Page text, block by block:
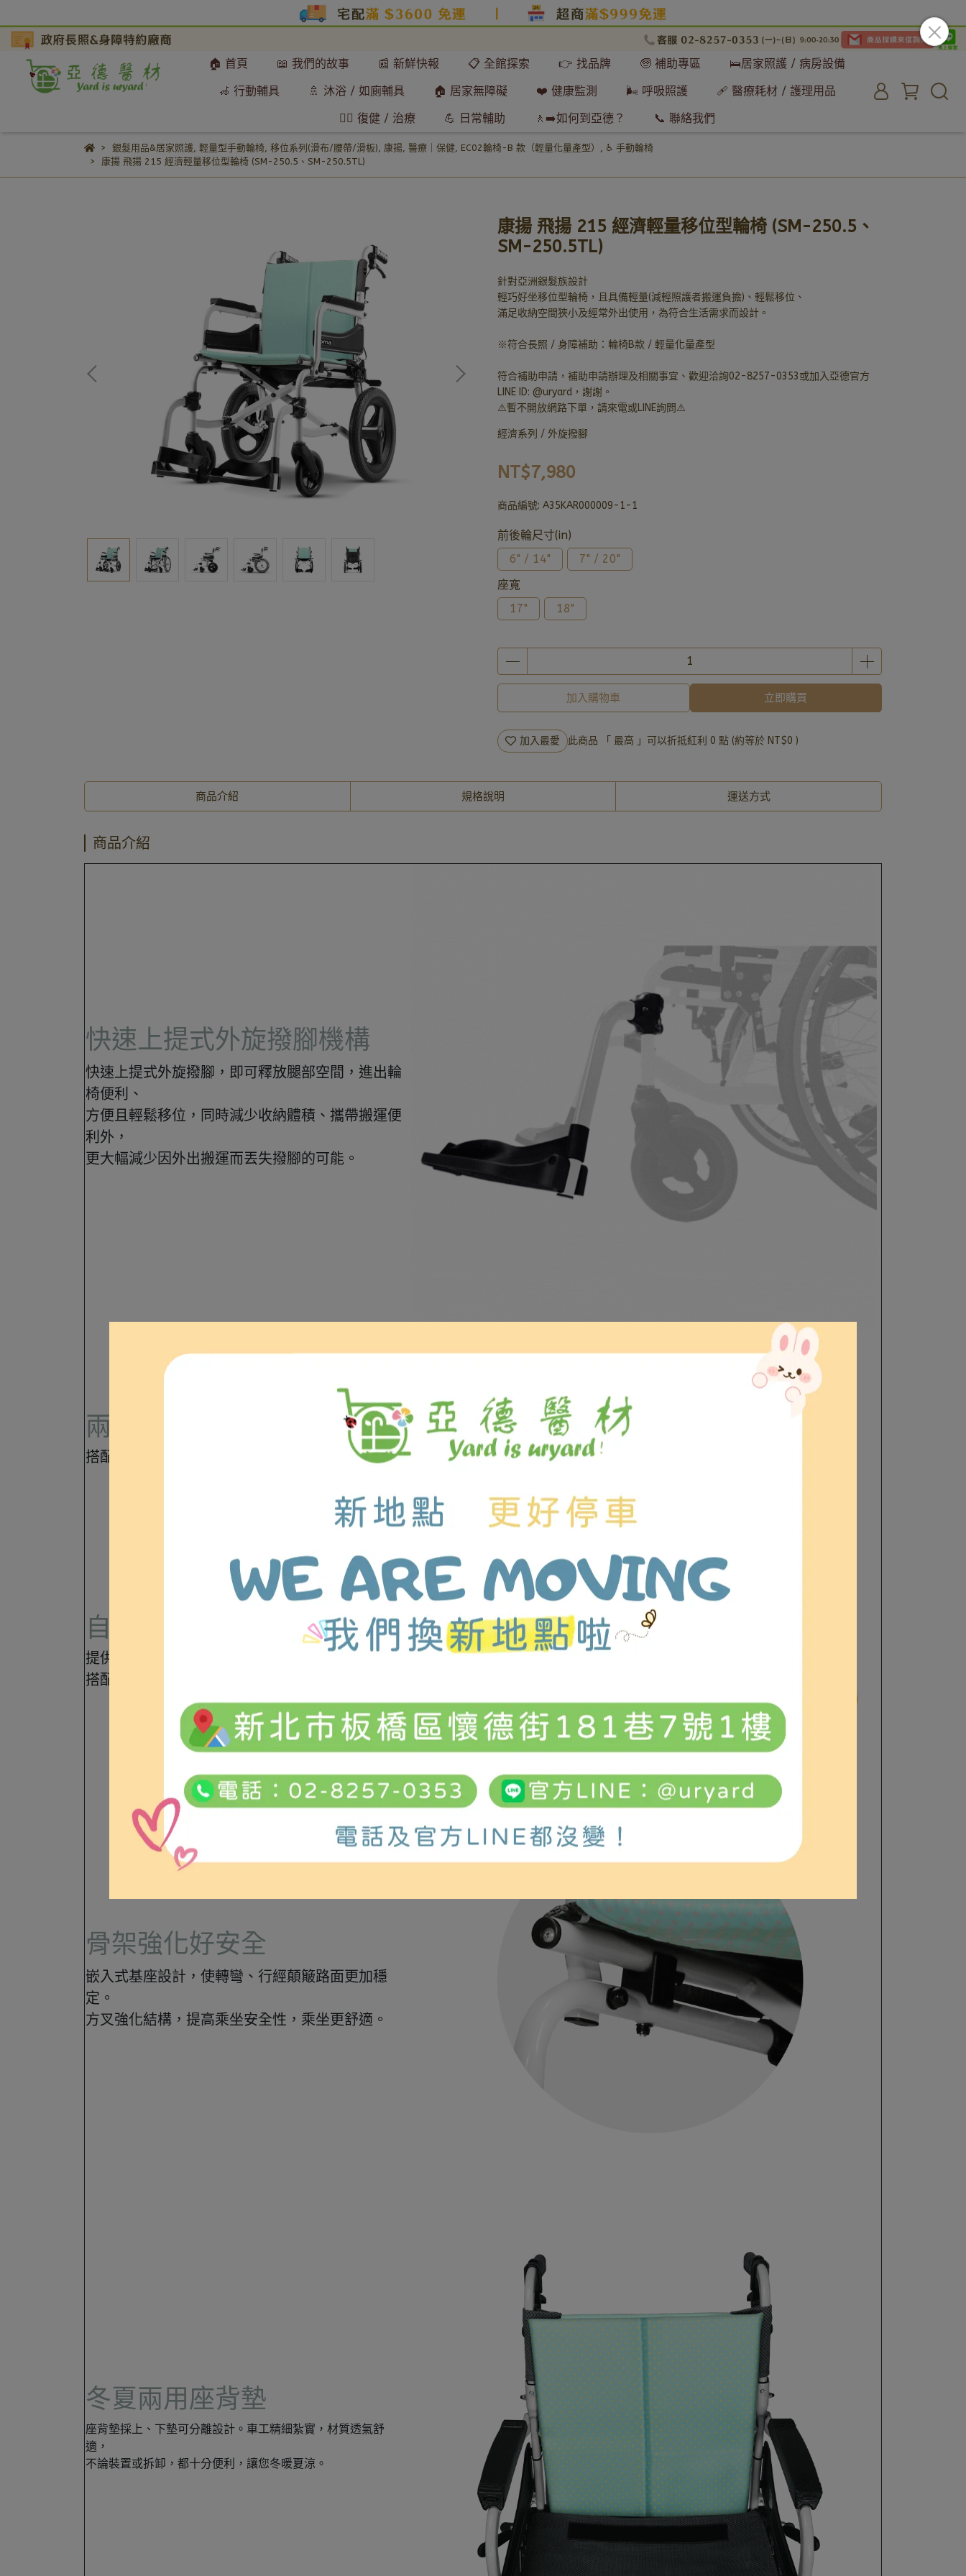
🏠 首頁 📖 我們的故事 📰 新鮮快報 📋 全館探索 👉 找品牌 🧓 補助專區
🛌居家照護 / 病房設備
🦽 行動輔具
🚿 沐浴 / 如廁輔具 🏠 居家無障礙 ❤️ 健康監測 🌬 呼吸照護
🩹 醫療耗材 / 護理用品
🧘‍♂️ 復健 / 治療
💪 日常輔助 🚶‍➡️如何到亞德？ 📞 聯絡我們
銀髮用品&居家照護, 輕量型手動輪椅, 移位系列(滑布/腰帶/滑板) 康揚, 醫療｜保健, EC02輪椅-B 款（輕量化量產型）
♿ 手動輪椅
康揚 飛揚 215 經濟輕量移位型輪椅 (SM-250.5、SM-250.5TL)
康揚 飛揚 215 經濟輕量移位型輪椅 (SM-250.5、
SM-250.5TL)
針對亞洲銀髮族設計
輕巧好坐移位型輪椅，且具備輕量(減輕照護者搬運負擔)、輕鬆移位、
滿足收納空間狹小及經常外出使用，為符合生活需求而設計。
※符合長照 / 身障補助：輪椅B款 / 輕量化量產型
符合補助申請，補助申請辦理及相關事宜、歡迎洽詢02-8257-0353或加入亞德官方
LINE ID: @uryard，謝謝。
⚠️暫不開放網路下單，請來電或LINE詢問⚠️
經濟系列 / 外旋撥腳
NT$7,980
商品編號: A35KAR000009-1-1
前後輪尺寸(in)
6" / 14"
7" / 20"
座寬
17"
18"
加入購物車 立即購買
加入最愛 此商品 「 最高 」可以折抵紅利 0 點 (約等於 NT$0 )
商品介紹 規格說明 運送方式
商品介紹
快速上提式外旋撥腳機構
快速上提式外旋撥腳，即可釋放腿部空間，進出輪
椅便利、
方便且輕鬆移位，同時減少收納體積、攜帶搬運便
利外，
更大幅減少因外出搬運而丟失撥腳的可能。
兩種座高選擇，經濟適配
搭配不同座高選擇，讓行動輔具使用更具彈性！
自由選擇手推輪與介護輪
提供手推輪與介護輪，根據使用者身體狀況及需求
搭配選擇。
骨架強化好安全
嵌入式基座設計，使轉彎、行經顛簸路面更加穩
定。
方叉強化結構，提高乘坐安全性，乘坐更舒適。
冬夏兩用座背墊
座背墊採上、下墊可分離設計。車工精細紮實，材質透氣舒
適，
不論裝置或拆卸，都十分便利，讓您冬暖夏涼。